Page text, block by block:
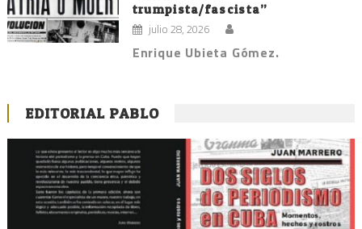
trumpista/fascista”
julio 28, 2026
Enrique Ubieta Gómez.
EDITORIAL PABLO